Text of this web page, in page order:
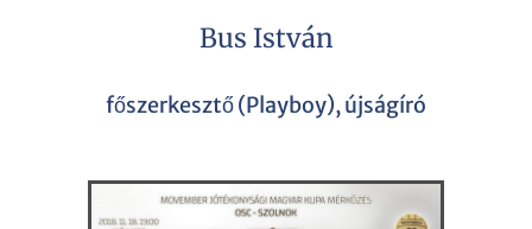
Bus István
főszerkesztő (Playboy), újságíró